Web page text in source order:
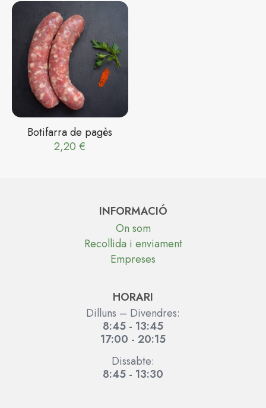
6,90 €
Botifarra de pagès
2,20€
INFORMACIÓ
On som
Recollida i enviament
Empreses
HORARI
Dilluns – Divendres:
8:45 - 13:45
17:00 - 20:15
Dissabte:
8:45 - 13:30